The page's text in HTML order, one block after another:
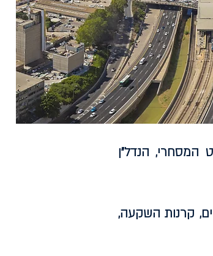
המסחרי, הנדל"ן
קרנות השקעה,